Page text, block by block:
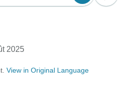
2025
View in Original Language